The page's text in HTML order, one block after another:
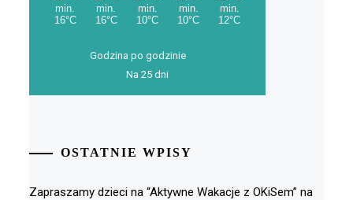
Godzina po godzinie
Na 25 dni
OSTATNIE WPISY
Zapraszamy dzieci na “Aktywne Wakacje z OKiSem” na